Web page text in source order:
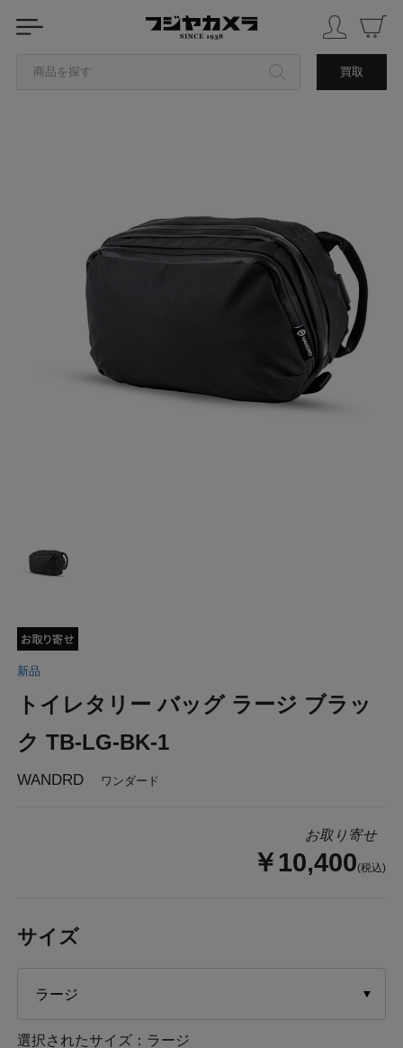
商品を探す 買取
新品
トイレタリー バッグ ラージ ブラッ
ク TB-LG-BK-1
WANDRD ワンダード
お取り寄せ
￥10,400(税込)
サイズ
選択されたサイズ：ラージ